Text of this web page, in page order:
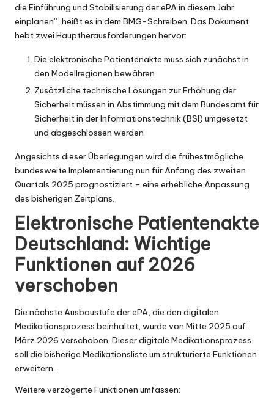
die Einführung und Stabilisierung der ePA in diesem Jahr
einplanen”, heißt es in dem BMG-Schreiben. Das Dokument
hebt zwei Hauptherausforderungen hervor:
Die elektronische Patientenakte muss sich zunächst in
den Modellregionen bewähren
Zusätzliche technische Lösungen zur Erhöhung der
Sicherheit müssen in Abstimmung mit dem Bundesamt für
Sicherheit in der Informationstechnik(BSI) umgesetzt
und abgeschlossen werden
Angesichts dieser Überlegungen wird die frühestmögliche
bundesweite Implementierung nun für Anfang des zweiten
Quartals 2025 prognostiziert – eine erhebliche Anpassung
des bisherigen Zeitplans.
Elektronische Patientenakte
Deutschland: Wichtige
Funktionen auf 2026
verschoben
Die nächste Ausbaustufe der ePA, die den digitalen
Medikationsprozess beinhaltet, wurde von Mitte 2025 auf
März 2026 verschoben. Dieser digitale Medikationsprozess
soll die bisherige Medikationsliste um strukturierte Funktionen
erweitern.
Weitere verzögerte Funktionen umfassen: